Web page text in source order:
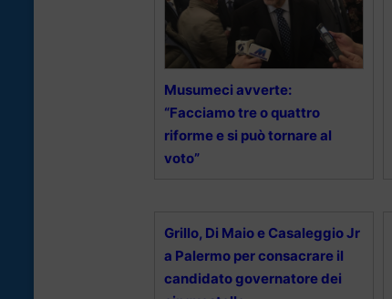
Musumeci avverte:
“Facciamo tre o quattro
riforme e si può tornare al
voto”
Grillo, Di Maio e Casaleggio Jr
a Palermo per consacrare il
candidato governatore dei